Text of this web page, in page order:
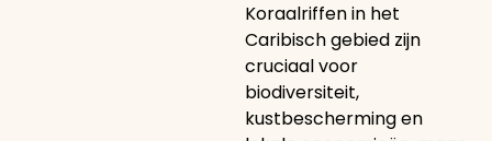
Koraalriffen in het
Caribisch gebied zijn
cruciaal voor
biodiversiteit,
kustbescherming en